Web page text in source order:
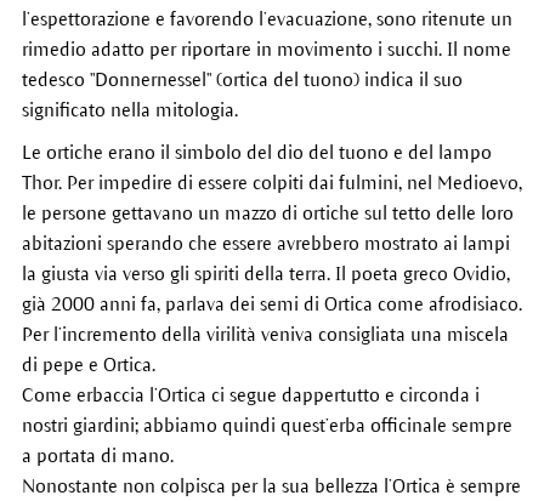
l’espettorazione e favorendo l’evacuazione, sono ritenute un
rimedio adatto per riportare in movimento i succhi. Il nome
tedesco "Donnernessel" (ortica del tuono) indica il suo
significato nella mitologia.
Le ortiche erano il simbolo del dio del tuono e del lampo
Thor. Per impedire di essere colpiti dai fulmini, nel Medioevo,
le persone gettavano un mazzo di ortiche sul tetto delle loro
abitazioni sperando che essere avrebbero mostrato ai lampi
la giusta via verso gli spiriti della terra. Il poeta greco Ovidio,
già 2000 anni fa, parlava dei semi di Ortica come afrodisiaco.
Per l’incremento della virilità veniva consigliata una miscela
di pepe e Ortica.
Come erbaccia l’Ortica ci segue dappertutto e circonda i
nostri giardini; abbiamo quindi quest’erba officinale sempre
a portata di mano.
Nonostante non colpisca per la sua bellezza l’Ortica è sempre